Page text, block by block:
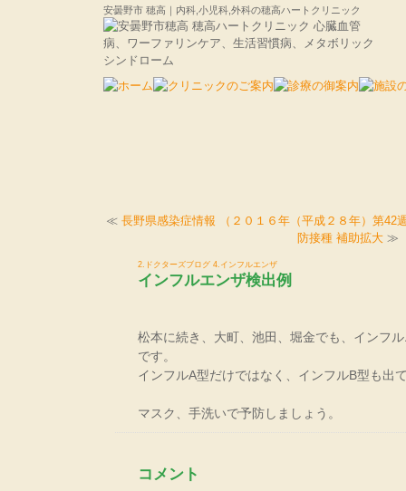
安曇野市 穂高｜内科,小児科,外科の穂高ハートクリニック
≪ 長野県感染症情報 （２０１６年（平成２８年）第42
防接種 補助拡大≫
2.ドクターズブログ 4.インフルエンザ
インフルエンザ検出例
松本に続き、大町、池田、堀金でも、インフ
です。
インフルA型だけではなく、インフルB型も出
マスク、手洗いで予防しましょう。
コメント